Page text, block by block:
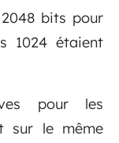
bits pour
1024 étaient
pour les
sur le même